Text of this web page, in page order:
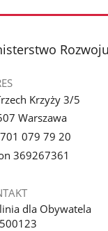
Krzyży 3/5
Warszawa
079 79 20
369267361
dla Obywatela